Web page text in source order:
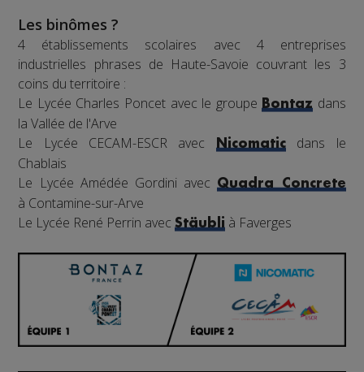
Les binômes ?
4 établissements scolaires avec 4 entreprises
industrielles phrases de Haute-Savoie couvrant les 3
coins du territoire :
Le Lycée Charles Poncet avec le groupeBontaz dans
la Vallée de l'Arve
Le Lycée CECAM-ESCR avec
Nicomaticdans le
Chablais
Le Lycée Amédée Gordini avecQuadra Concrete
à Contamine-sur-Arve
Le Lycée René Perrin avecStäubli à Faverges